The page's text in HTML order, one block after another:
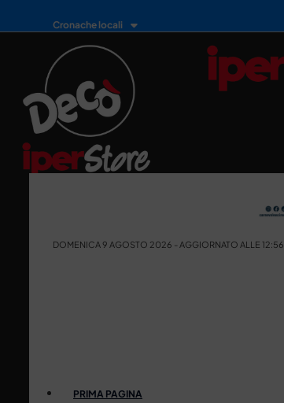
Cronache locali
DOMENICA 9 AGOSTO 2026 - AGGIORNATO ALLE 12:56
PRIMA PAGINA